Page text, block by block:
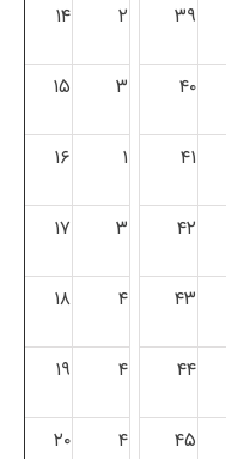
۳۹ ۲ ۱۴
۴۰ ۳ ۱۵
۴۱ ۱ ۱۶
۴۲ ۳ ۱۷
۴۳ ۴ ۱۸
۴۴ ۴ ۱۹
۴۵ ۴ ۲۰